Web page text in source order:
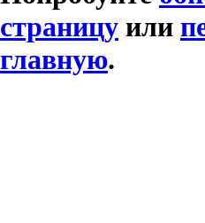
страницу или
главную.